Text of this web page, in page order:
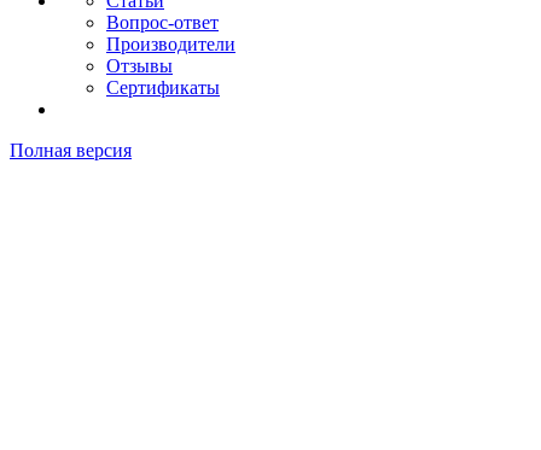
Вопрос-ответ
Производители
Отзывы
Сертификаты
Полная версия